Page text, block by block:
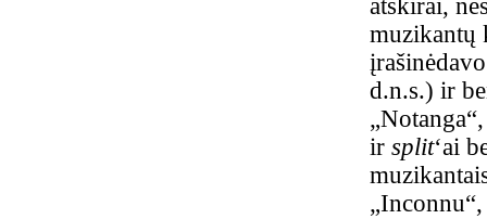
muzikantų
d.n.s.) ir
ir split‘ai